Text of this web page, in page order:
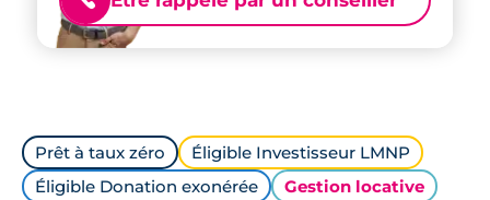
Prêt à taux zéro
Éligible Investisseur LMNP
Éligible Donation exonérée
Gestion locative